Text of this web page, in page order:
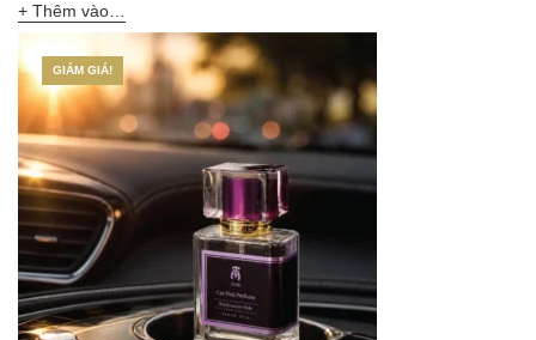
Thêm vào giỏ hàng
GIẢM GIÁ!